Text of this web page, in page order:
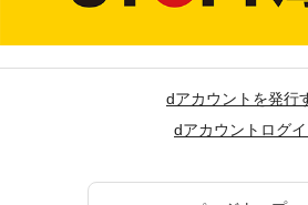
dアカウントを発行
dアカウントログ